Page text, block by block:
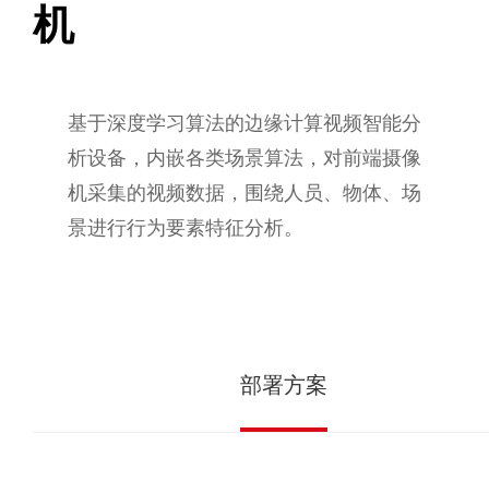
机
基于深度学习算法的边缘计算视频智能分
析设备，内嵌各类场景算法，对前端摄像
机采集的视频数据，围绕人员、物体、场
景进行行为要素特征分析。
部署方案